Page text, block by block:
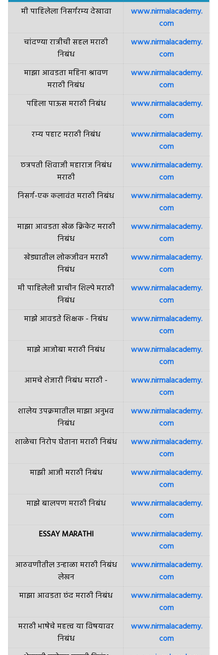
मी पाहिलेला निसर्गरम्य देखावा
www.nirmalacademy.
com
चांदण्या रात्रीची सहल मराठी
निबंध
www.nirmalacademy.
com
माझा आवडता महिना श्रावण
मराठी निबंध
www.nirmalacademy.
com
पहिला पाऊस मराठी निबंध
www.nirmalacademy.
com
रम्‍य पहाट मराठी निबंध
www.nirmalacademy.
com
छत्रपती शिवाजी महाराज निबंध
मराठी
www.nirmalacademy.
com
निसर्ग-एक कलावंत मराठी निबंध
www.nirmalacademy.
com
माझा आवडता खेळ क्रिकेट मराठी
निबंध
www.nirmalacademy.
com
खेड्यातील लोकजीवन मराठी
निबंध
www.nirmalacademy.
com
मी पाहिलेली प्राचीन शिल्पे मराठी
निबंध
www.nirmalacademy.
com
माझे आवडते शिक्षक - निबंध
www.nirmalacademy.
com
माझे आजोबा मराठी निबंध
www.nirmalacademy.
com
आमचे शेजारी निबंध मराठी -
www.nirmalacademy.
com
शालेय उपक्रमातील माझा अनुभव
निबंध
www.nirmalacademy.
com
शाळेचा निरोप घेताना मराठी निबंध
www.nirmalacademy.
com
माझी आजी मराठी निबंध
www.nirmalacademy.
com
माझे बालपण मराठी निबंध
www.nirmalacademy.
com
ESSAY MARATHI
www.nirmalacademy.
com
आठवणीतील उन्हाळा मराठी निबंध
लेखन
www.nirmalacademy.
com
माझा आवडता छंद मराठी निबंध
www.nirmalacademy.
com
मराठी भाषेचे महत्त्व या विषयावर
निबंध
www.nirmalacademy.
com